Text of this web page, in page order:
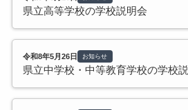
県立高等学校の学校説明会
令和8年5月26日 お知らせ
県立中学校・中等教育学校の学校